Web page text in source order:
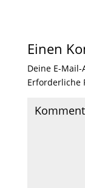
Einen
Deine E-
Erforderliche